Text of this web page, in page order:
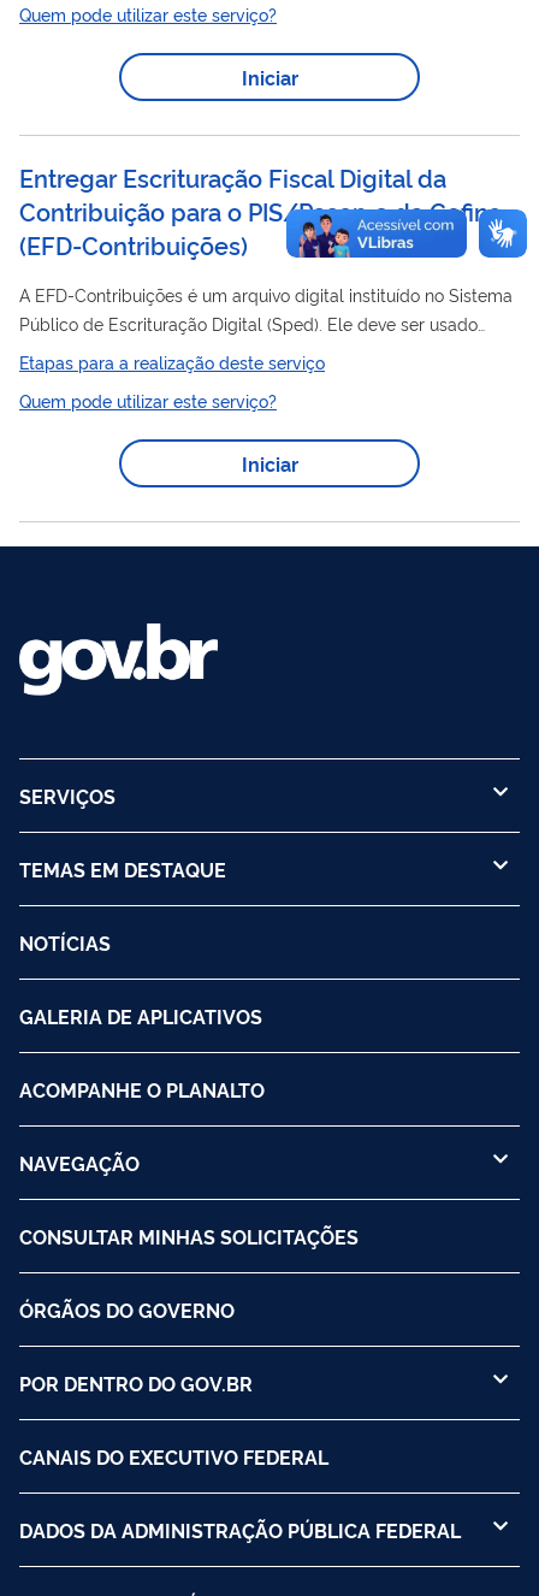
Industrializados (IPI).
Quem pode utilizar este serviço?
Iniciar
Entregar Escrituração Fiscal Digital da
Contribuição para o PIS/Pasep e da Cofins
(EFD-Contribuições)
A EFD-Contribuições é um arquivo digital instituído no Sistema
Público de Escrituração Digital (Sped). Ele deve ser usado
pelas pessoas jurídicas de direto privado para registrar as
cumulativo quanto no não cumulativo. Esse registro é feito com
base nos documentos e operações que mostram as receitas
recebidas, assim como os custos, despesas, encargos e
escrituração das...
Etapas para a realização deste serviço
Quem pode utilizar este serviço?
Iniciar
SERVIÇOS
TEMAS EM DESTAQUE
NOTÍCIAS
GALERIA DE APLICATIVOS
ACOMPANHE O PLANALTO
NAVEGAÇÃO
CONSULTAR MINHAS SOLICITAÇÕES
ÓRGÃOS DO GOVERNO
POR DENTRO DO GOV.BR
CANAIS DO EXECUTIVO FEDERAL
DADOS DA ADMINISTRAÇÃO PÚBLICA FEDERAL